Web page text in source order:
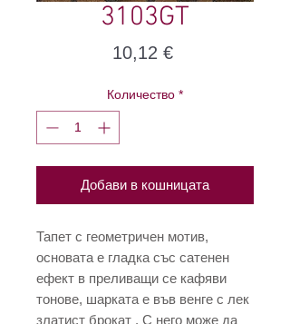
3103GT
10,12 €Цена
Количество *
Добави в кошницата
Тапет с геометричен мотив,
основата е гладка със сатенен
ефект в преливащи се кафяви
тонове, шарката е във венге с лек
златист брокат . С него може да